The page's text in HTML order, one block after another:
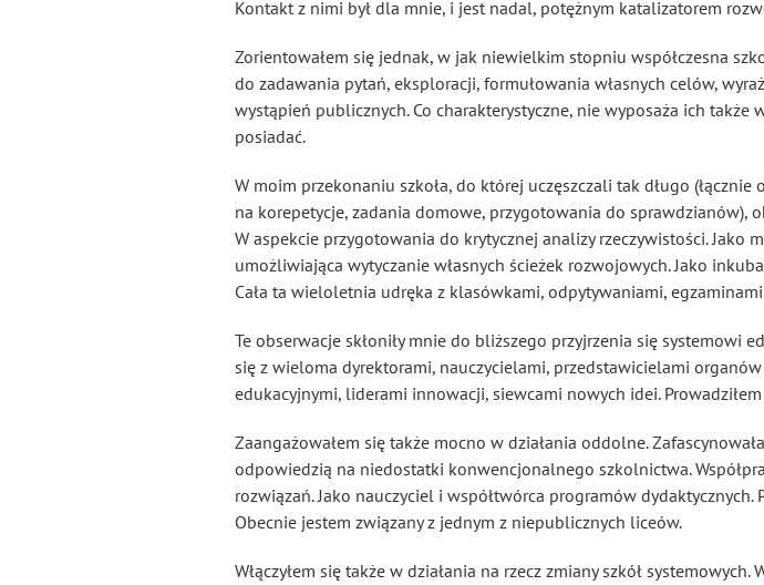
Kontakt z nimi był dla mnie, i jest nadal, potężnym katalizatorem
Zorientowałem się jednak, w jak niewielkim stopniu współczesna
do zadawania pytań, eksploracji, formułowania własnych celów,
wystąpień publicznych. Co charakterystyczne, nie wyposaża ich
posiadać.
W moim przekonaniu szkoła, do której uczęszczali tak długo
na korepetycje, zadania domowe, przygotowania do sprawdzianów),
W aspekcie przygotowania do krytycznej analizy rzeczywistości.
umożliwiająca wytyczanie własnych ścieżek rozwojowych. Jako
Cała ta wieloletnia udręka z klasówkami, odpytywaniami, egzaminami
Te obserwacje skłoniły mnie do bliższego przyjrzenia się systemowi
się z wieloma dyrektorami, nauczycielami, przedstawicielami
edukacyjnymi, liderami innowacji, siewcami nowych idei.
Zaangażowałem się także mocno w działania oddolne.
odpowiedzią na niedostatki konwencjonalnego szkolnictwa.
rozwiązań. Jako nauczyciel i współtwórca programów
Obecnie jestem związany z jednym z niepublicznych liceów.
Włączyłem się także w działania na rzecz zmiany szkół